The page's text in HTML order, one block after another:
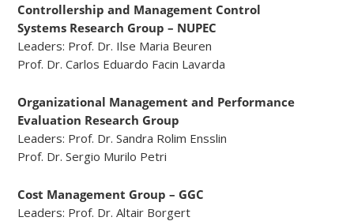
Controllership and Management Control
Systems Research Group – NUPEC
Leaders: Prof. Dr. Ilse Maria Beuren
Prof. Dr. Carlos Eduardo Facin Lavarda
Organizational Management and Performance
Evaluation Research Group
Leaders: Prof. Dr. Sandra Rolim Ensslin
Prof. Dr. Sergio Murilo Petri
Cost Management Group – GGC
Leaders: Prof. Dr. Altair Borgert